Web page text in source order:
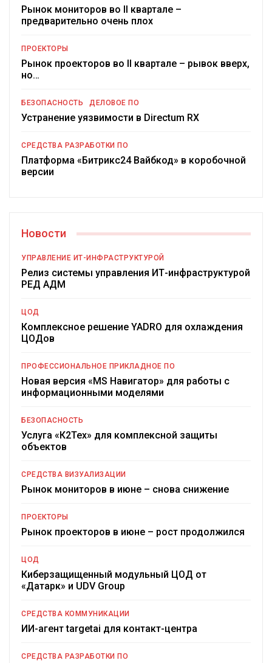
Рынок мониторов во II квартале –
предварительно очень плох
ПРОЕКТОРЫ
Рынок проекторов во II квартале – рывок вверх,
но…
БЕЗОПАСНОСТЬ ДЕЛОВОЕ ПО
Устранение уязвимости в Directum RX
СРЕДСТВА РАЗРАБОТКИ ПО
Платформа «Битрикс24 Вайбкод» в коробочной
версии
Новости
УПРАВЛЕНИЕ ИТ-ИНФРАСТРУКТУРОЙ
Релиз системы управления ИТ-инфраструктурой
РЕД АДМ
ЦОД
Комплексное решение YADRO для охлаждения
ЦОДов
ПРОФЕССИОНАЛЬНОЕ ПРИКЛАДНОЕ ПО
Новая версия «MS Навигатор» для работы с
информационными моделями
БЕЗОПАСНОСТЬ
Услуга «К2Тех» для комплексной защиты
объектов
СРЕДСТВА ВИЗУАЛИЗАЦИИ
Рынок мониторов в июне – снова снижение
ПРОЕКТОРЫ
Рынок проекторов в июне – рост продолжился
ЦОД
Киберзащищенный модульный ЦОД от
«Датарк» и UDV Group
СРЕДСТВА КОММУНИКАЦИИ
ИИ-агент targetai для контакт-центра
СРЕДСТВА РАЗРАБОТКИ ПО